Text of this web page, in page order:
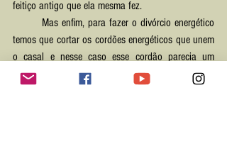
feitiço antigo que ela mesma fez.
temos que cortar os cordões energéticos que unem
o casal e nesse caso esse cordão parecia um
tronco de árvore com uns 25 centímetros de